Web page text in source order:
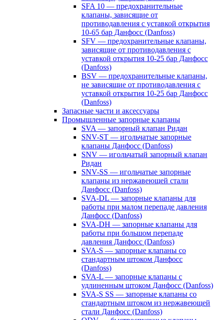
SFA 10 — предохранительные
клапаны, зависящие от
противодавления с уставкой открытия
10-65 бар Данфосс (Danfoss)
SFV — предохранительные клапаны,
зависящие от противодавления с
уставкой открытия 10-25 бар Данфосс
(Danfoss)
BSV — предохранительные клапаны,
не зависящие от противодавления с
уставкой открытия 10-25 бар Данфосс
(Danfoss)
Запасные части и аксессуары
Промышленные запорные клапаны
SVA — запорный клапан Ридан
SNV-ST — игольчатые запорные
клапаны Данфосс (Danfoss)
SNV — игольчатый запорный клапан
Ридан
SNV-SS — игольчатые запорные
клапаны из нержавеющей стали
Данфосс (Danfoss)
SVA-DL — запорные клапаны для
работы при малом перепаде давления
Данфосс (Danfoss)
SVA-DH — запорные клапаны для
работы при большом перепаде
давления Данфосс (Danfoss)
SVA-S — запорные клапаны со
стандартным штоком Данфосс
(Danfoss)
SVA-L — запорные клапаны с
удлиненным штоком Данфосс (Danfoss)
SVA-S SS — запорные клапаны со
стандартным штоком из нержавеющей
стали Данфосс (Danfoss)